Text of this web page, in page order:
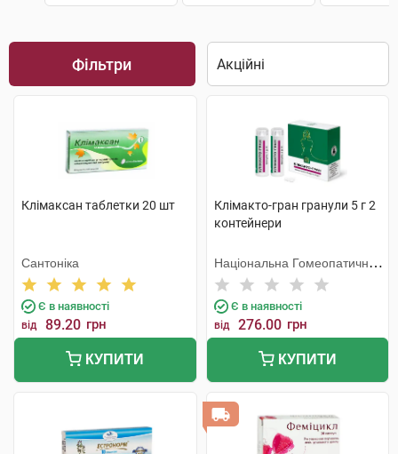
Фільтри
Клімаксан таблетки 20 шт
Сантоніка
Є в наявності
від 89.20 грн
КУПИТИ
Клімакто-гран гранули 5 г 2
контейнери
Національна Гомеопатична
Спілка
Є в наявності
від 276.00 грн
КУПИТИ